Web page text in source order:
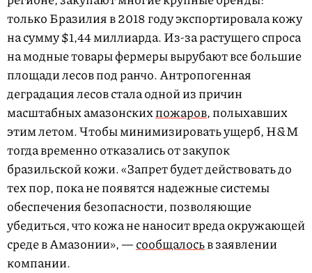
только Бразилия в 2018 году экспортировала кожу
на сумму $1,44 миллиарда. Из-за растущего спроса
на модные товары фермеры вырубают все большие
площади лесов под ранчо. Антропогенная
деградация лесов стала одной из причин
масштабных амазонскихпожаров, полыхавших
этим летом. Чтобы минимизировать ущерб, H&M
тогда временно отказались от закупок
бразильской кожи. «Запрет будет действовать до
тех пор, пока не появятся надежные системы
обеспечения безопасности, позволяющие
убедиться, что кожа не наносит вреда окружающей
среде в Амазонии», —сообщалосьв заявлении
компании.